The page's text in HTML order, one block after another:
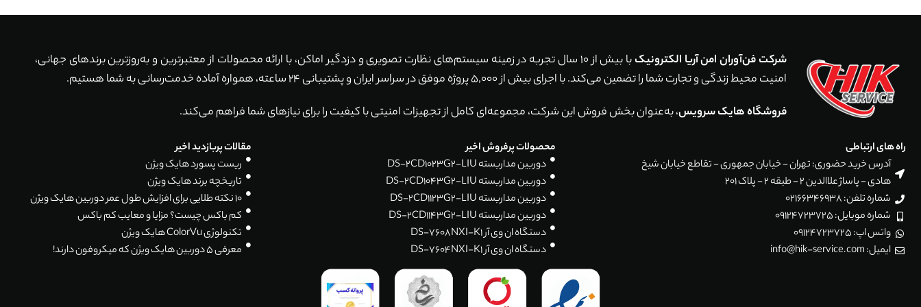
شرکت فن‌آوران امن آریا الکترونیک
با بیش از 10 سال تجربه در زمینه سیستم‌های نظارت تصویری و دزدگیر اماکن، با ارائه محصولات از معتبرترین و به‌روزترین برندهای جهانی،
امنیت محیط زندگی و تجارت شما را تضمین می‌کند. با اجرای بیش از 5,000 پروژه موفق در سراسر ایران و پشتیبانی 24 ساعته، همواره آماده خدمت‌رسانی به شما هستیم.
فروشگاه هایک سرویس، به‌عنوان بخش فروش این شرکت، مجموعه‌ای کامل از تجهیزات امنیتی با کیفیت را برای نیازهای شما فراهم می‌کند.
راه های ارتباطی
آدرس خرید حضوری: تهران - خیابان جمهوری - تقاطع خیابان شیخ
هادی - پاساژ علاالدین 2 - طبقه 2 - پلاک 201
شماره تلفن: 02166346938
شماره موبایل: 09124723725
واتس اپ: 09124723725
ایمیل: info@hik-service.com
محصولات پرفروش اخیر
دوربین مداربسته DS-2CD1023G2-LIU
دوربین مداربسته DS-2CD1043G2-LIU
دوربین مداربسته DS-2CD1123G2-LIU
دوربین مداربسته DS-2CD1143G2-LIU
دستگاه ان وی آر DS-7608NXI-K1
دستگاه ان وی آر DS-7604NXI-K1
مقالات پربازدید اخیر
ریست پسورد هایک ویژن
تاریخچه برند هایک ویژن
۱۰ نکته طلایی برای افزایش طول عمر دوربین هایک ویژن
کم باکس چیست؟ مزایا و معایب کم باکس
تکنولوژی ColorVu هایک ویژن
معرفی 5 دوربین هایک ویژن که میکروفون دارند!